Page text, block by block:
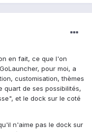
en fait, ce que l'on
pour moi, a
customisation, thèmes
quart de ses possibilités,
et le dock sur le coté
n'aime pas le dock sur